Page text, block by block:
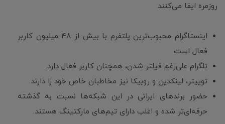
روزمره ایفا می‌کنند:
اینستاگرام محبوب‌ترین پلتفرم با بیش از ۴۸ میلیون کاربر
فعال است.
تلگرام علی‌رغم فیلتر شدن، همچنان کاربر فعال دارد.
توییتر، لینکدین و روبیکا نیز مخاطبان خاص خود را دارند.
حضور برندهای ایرانی در این شبکه‌ها نسبت به گذشته
حرفه‌ای‌تر شده و اغلب دارای تیم‌های مارکتینگ هستند.